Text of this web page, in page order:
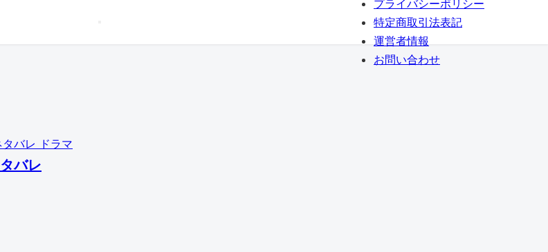
プライバシーポリシー
特定商取引法表記
運営者情報
お問い合わせ
ドラマ
バレ